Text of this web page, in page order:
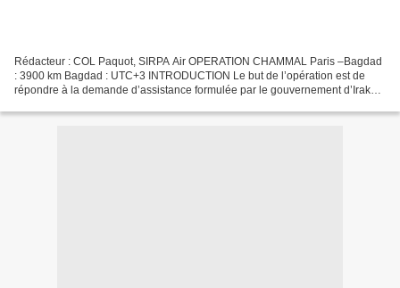
Rédacteur : COL Paquot, SIRPA Air OPERATION CHAMMAL Paris –Bagdad
: 3900 km Bagdad : UTC+3 INTRODUCTION Le but de l’opération est de
répondre à la demande d’assistance formulée par le gouvernement d’Irak